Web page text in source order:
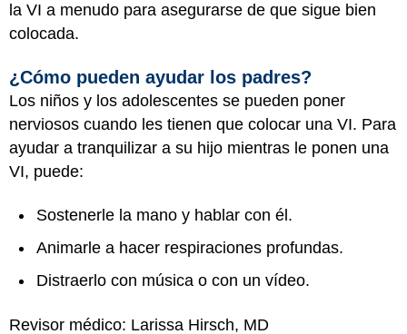
la VI a menudo para asegurarse de que sigue bien
colocada.
¿Cómo pueden ayudar los padres?
Los niños y los adolescentes se pueden poner
nerviosos cuando les tienen que colocar una VI. Para
ayudar a tranquilizar a su hijo mientras le ponen una
VI, puede:
Sostenerle la mano y hablar con él.
Animarle a hacer respiraciones profundas.
Distraerlo con música o con un vídeo.
Revisor médico: Larissa Hirsch, MD